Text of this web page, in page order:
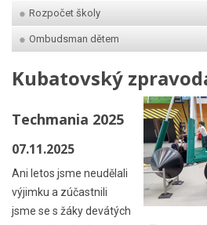
Rozpočet školy
Ombudsman dětem
Kubatovský
Techmania 2025
07.11.2025
Ani letos jsme neudělali
výjimku a zúčastnili
jsme se s žáky devátých